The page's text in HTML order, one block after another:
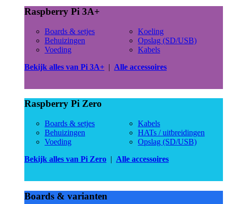
Raspberry Pi 3A+
Boards & setjes
Behuizingen
Voeding
Koeling
Opslag (SD/USB)
Kabels
Bekijk alles van Pi 3A+ | Alle accessoires
Raspberry Pi Zero
Boards & setjes
Behuizingen
Voeding
Kabels
HATs / uitbreidingen
Opslag (SD/USB)
Bekijk alles van Pi Zero | Alle accessoires
Boards & varianten